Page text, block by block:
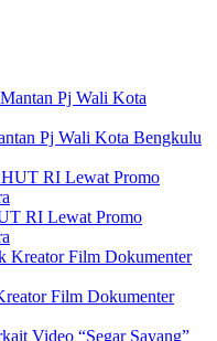
Pj Wali Kota Bengkulu
RI Lewat Promo
Film Dokumenter